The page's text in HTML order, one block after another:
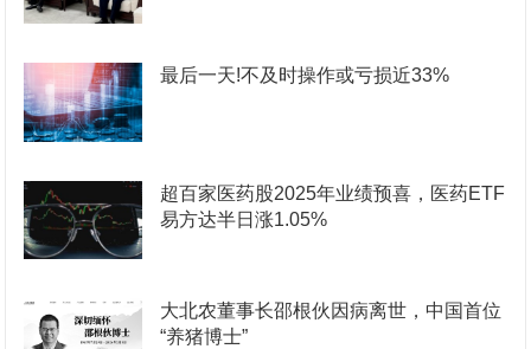
最后一天!不及时操作或亏损近33%
超百家医药股2025年业绩预喜，医药ETF
易方达半日涨1.05%
大北农董事长邵根伙因病离世，中国首位
“养猪博士”